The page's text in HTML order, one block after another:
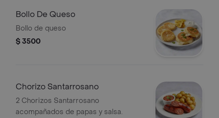
Bollo De Queso
Bollo de queso
$ 3500
Chorizo Santarrosano
2 Chorizos Santarrosano
acompañados de papas y salsa.